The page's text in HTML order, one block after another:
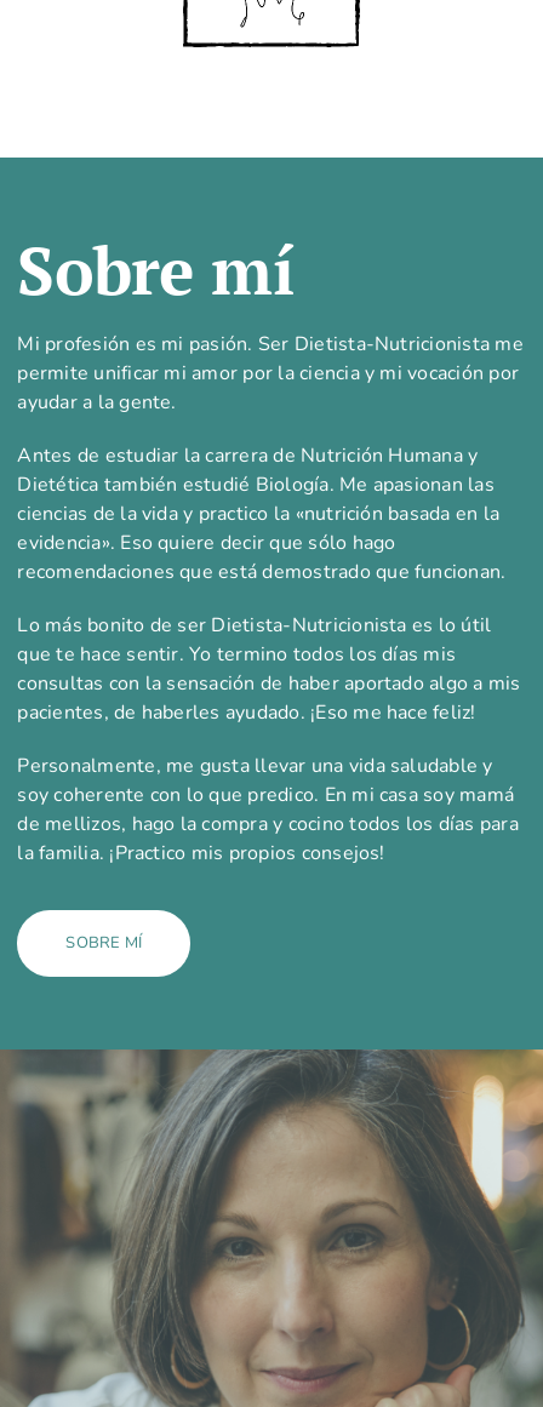
Sobre mí
Mi profesión es mi pasión. Ser Dietista-Nutricionista me
permite unificar mi amor por la ciencia y mi vocación por
ayudar a la gente.
Antes de estudiar la carrera de Nutrición Humana y
Dietética también estudié Biología. Me apasionan las
ciencias de la vida y practico la «nutrición basada en la
evidencia». Eso quiere decir que sólo hago
recomendaciones que está demostrado que funcionan.
Lo más bonito de ser Dietista-Nutricionista es lo útil
que te hace sentir. Yo termino todos los días mis
consultas con la sensación de haber aportado algo a mis
pacientes, de haberles ayudado. ¡Eso me hace feliz!
Personalmente, me gusta llevar una vida saludable y
soy coherente con lo que predico. En mi casa soy mamá
de mellizos, hago la compra y cocino todos los días para
la familia. ¡Practico mis propios consejos!
SOBRE MÍ